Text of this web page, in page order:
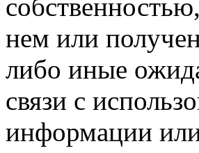
нем или
либо иные
связи с
информации